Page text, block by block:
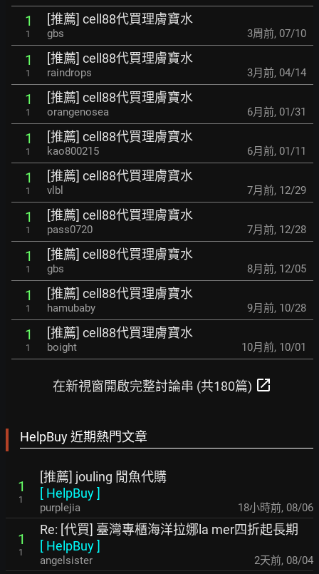
1
1
[推薦] cell88代買理膚寶水
gbs 3周前, 07/10
1
1
[推薦] cell88代買理膚寶水
raindrops 3月前, 04/14
1
1
[推薦] cell88代買理膚寶水
orangenosea 6月前, 01/31
1
1
[推薦] cell88代買理膚寶水
kao800215 6月前, 01/11
1
1
[推薦] cell88代買理膚寶水
vlbl 7月前, 12/29
1
1
[推薦] cell88代買理膚寶水
pass0720 7月前, 12/28
1
1
[推薦] cell88代買理膚寶水
gbs 8月前, 12/05
1
1
[推薦] cell88代買理膚寶水
hamubaby 9月前, 10/28
1
1
[推薦] cell88代買理膚寶水
boight 10月前, 10/01
在新視窗開啟完整討論串 (共180篇) open_in_new
HelpBuy 近期熱門文章
1
1
[推薦] jouling 閒魚代購
[ HelpBuy]
purplejia 18小時前, 08/06
1
1
Re: [代買] 臺灣專櫃海洋拉娜la mer四折起長期
[ HelpBuy]
angelsister 2天前, 08/04